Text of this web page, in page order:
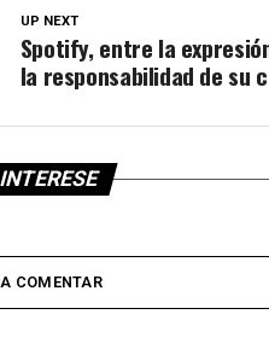
UP NEXT
Spotify, entre la
la responsabilidad de su
COMENTAR